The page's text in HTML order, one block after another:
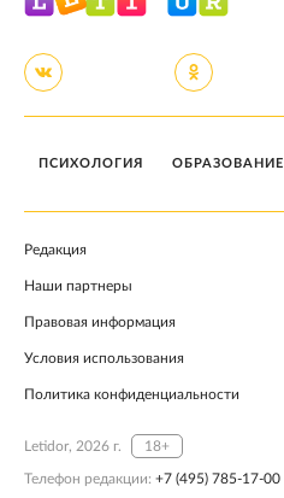
ПСИХОЛОГИЯ ОБРАЗОВАНИЕ
Редакция
Наши партнеры
Правовая информация
Условия использования
Политика конфиденциальности
Letidor, 2026 г. 18+
Телефон редакции: +7 (495) 785-17-00